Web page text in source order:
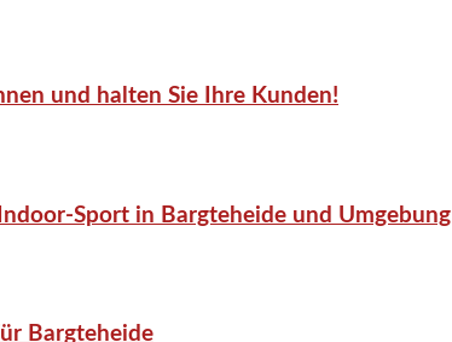
und halten Sie Ihre Kunden!
Sport in Bargteheide und Umgebung
Bargteheide